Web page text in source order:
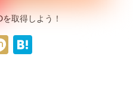
取得しよう！
M H